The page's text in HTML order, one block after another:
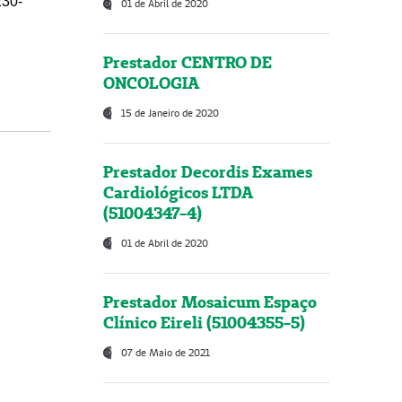
01 de Abril de 2020
Prestador CENTRO DE
ONCOLOGIA
15 de Janeiro de 2020
Prestador Decordis Exames
Cardiológicos LTDA
(51004347-4)
01 de Abril de 2020
Prestador Mosaicum Espaço
Clínico Eireli (51004355-5)
07 de Maio de 2021